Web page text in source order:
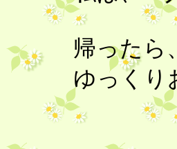
帰ったら
ゆっくり